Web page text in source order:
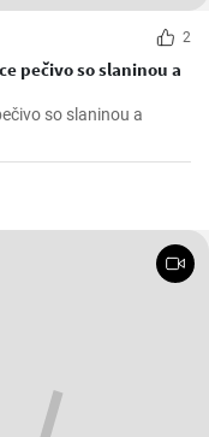
2
pečivo so slaninou a
so slaninou a